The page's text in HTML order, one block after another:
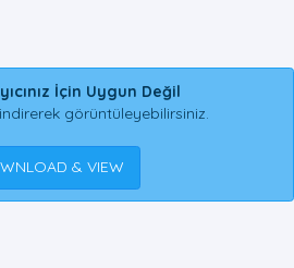
İçin Uygun Değil
görüntüleyebilirsiniz.
& VIEW